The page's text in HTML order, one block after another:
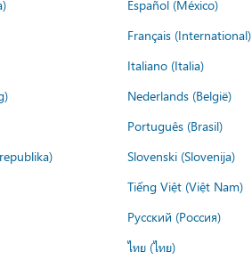
Español (México)
Français (International)
Italiano (Italia)
Nederlands (België)
Português (Brasil)
Slovenski (Slovenija)
Tiếng Việt (Việt Nam)
Русский (Россия)
ไทย (ไทย)